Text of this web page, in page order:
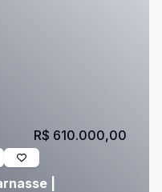
|
R$ 610.000,00